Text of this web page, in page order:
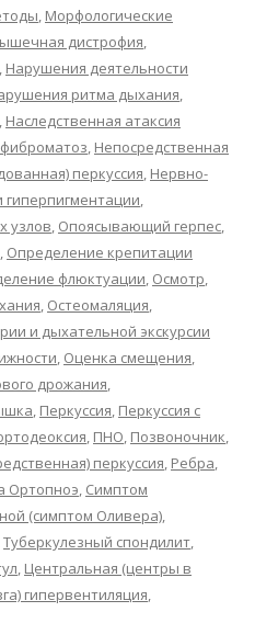
, Морфологические
дистрофия,
, Нарушения деятельности
ритма дыхания,
, Наследственная атаксия
, Непосредственная
перкуссия, Нервно-
гиперпигментации,
узлов, Опоясывающий герпес,
, Определение крепитации
флюктуации, Осмотр,
, Остеомаляция,
и дыхательной экскурсии
, Оценка смещения,
дрожания,
, Перкуссия, Перкуссия с
, ПНО, Позвоночник,
перкуссия, Ребра,
Ортопноэ, Симптом
(симптом Оливера),
Туберкулезный спондилит,
, Центральная (центры в
гипервентиляция,